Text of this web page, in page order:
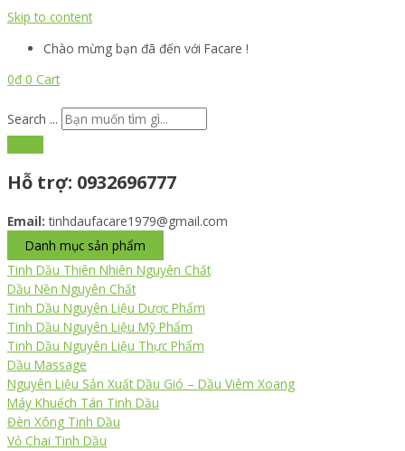
Skip to content
Chào mừng bạn đã đến với Facare !
0₫ 0 Cart
Search ...
Hỗ trợ: 0932696777
Email: tinhdaufacare1979@gmail.com
Danh mục sản phẩm
Tinh Dầu Thiên Nhiên Nguyên Chất
Dầu Nền Nguyên Chất
Tinh Dầu Nguyên Liệu Dược Phẩm
Tinh Dầu Nguyên Liệu Mỹ Phẩm
Tinh Dầu Nguyên Liệu Thực Phẩm
Dầu Massage
Nguyên Liệu Sản Xuất Dầu Gió – Dầu Viêm Xoang
Máy Khuếch Tán Tinh Dầu
Đèn Xông Tinh Dầu
Vỏ Chai Tinh Dầu